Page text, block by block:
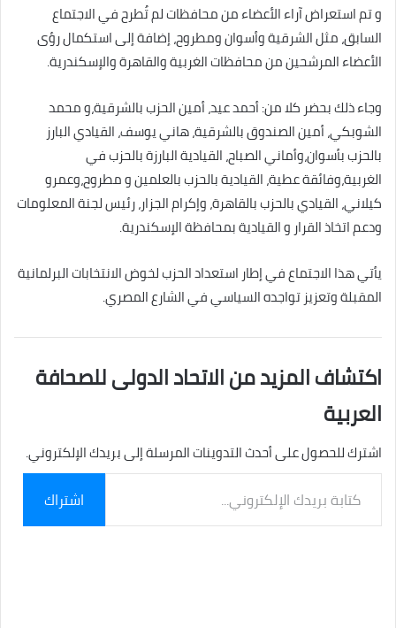
و تم استعراض آراء الأعضاء من محافظات لم تُطرح في الاجتماع
السابق، مثل الشرقية وأسوان ومطروح، إضافة إلى استكمال رؤى
الأعضاء المرشحين من محافظات الغربية والقاهرة والإسكندرية.
وجاء ذلك بحضر كلا من: أحمد عيد، أمين الحزب بالشرقية،و محمد
الشوبكي، أمين الصندوق بالشرقية، هاني يوسف، القيادي البارز
بالحزب بأسوان،وأماني الصباح، القيادية البارزة بالحزب في
الغربية،وفائقة عطية، القيادية بالحزب بالعلمين و مطروح،وعمرو
كيلاني، القيادي بالحزب بالقاهرة، وإكرام الجزار، رئيس لجنة المعلومات
ودعم اتخاذ القرار و القيادية بمحافظة الإسكندرية.
يأتي هذا الاجتماع في إطار استعداد الحزب لخوض الانتخابات البرلمانية
المقبلة وتعزيز تواجده السياسي في الشارع المصري.
اكتشاف المزيد من الاتحاد الدولى للصحافة
العربية
اشترك للحصول على أحدث التدوينات المرسلة إلى بريدك الإلكتروني.
بريدك
الإلكتروني...
اشتراك